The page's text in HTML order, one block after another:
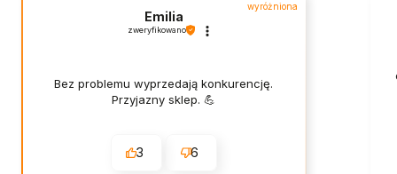
wyróżniona
Emilia
zweryfikowano
Bez problemu wyprzedają konkurencję.
Przyjazny sklep. 💪
3 6